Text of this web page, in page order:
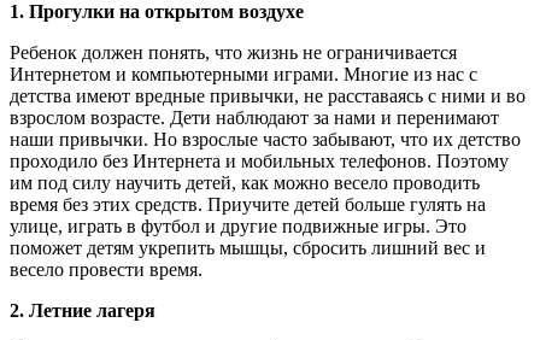
1. Прогулки на открытом воздухе
Ребенок должен понять, что жизнь не ограничивается
Интернетом и компьютерными играми. Многие из нас с
детства имеют вредные привычки, не расставаясь с ними и во
взрослом возрасте. Дети наблюдают за нами и перенимают
наши привычки. Но взрослые часто забывают, что их детство
проходило без Интернета и мобильных телефонов. Поэтому
им под силу научить детей, как можно весело проводить
время без этих средств. Приучите детей больше гулять на
улице, играть в футбол и другие подвижные игры. Это
поможет детям укрепить мышцы, сбросить лишний вес и
весело провести время.
2. Летние лагеря